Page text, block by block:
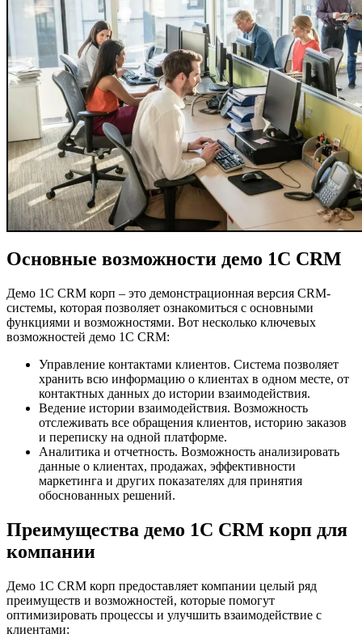
Основные возможности демо 1С CRM
Демо 1С CRM корп – это демонстрационная версия CRM-
системы, которая позволяет ознакомиться с основными
функциями и возможностями. Вот несколько ключевых
возможностей демо 1С CRM:
Управление контактами клиентов. Система позволяет
хранить всю информацию о клиентах в одном месте, от
контактных данных до истории взаимодействия.
Ведение истории взаимодействия. Возможность
отслеживать все обращения клиентов, историю заказов
и переписку на одной платформе.
Аналитика и отчетность. Возможность анализировать
данные о клиентах, продажах, эффективности
маркетинга и других показателях для принятия
обоснованных решений.
Преимущества демо 1С CRM корп для
компании
Демо 1С CRM корп предоставляет компании целый ряд
преимуществ и возможностей, которые помогут
оптимизировать процессы и улучшить взаимодействие с
клиентами: